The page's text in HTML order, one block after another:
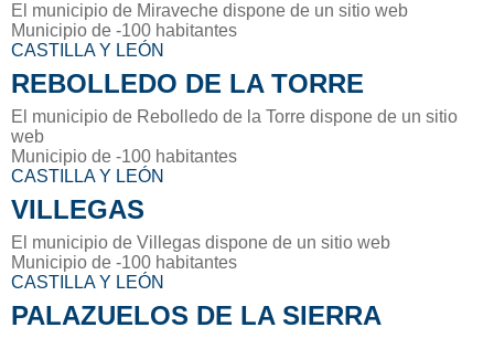
El municipio de Miraveche dispone de un sitio web
Municipio de -100 habitantes
CASTILLA Y LEÓN
REBOLLEDO DE LA TORRE
El municipio de Rebolledo de la Torre dispone de un sitio
web
Municipio de -100 habitantes
CASTILLA Y LEÓN
VILLEGAS
El municipio de Villegas dispone de un sitio web
Municipio de -100 habitantes
CASTILLA Y LEÓN
PALAZUELOS DE LA SIERRA